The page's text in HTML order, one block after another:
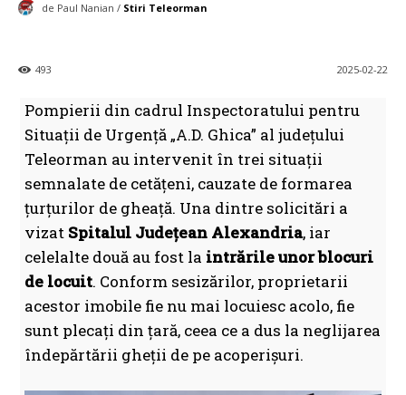
de Paul Nanian / Stiri Teleorman
2025-02-22
493
Pompierii din cadrul Inspectoratului pentru
Situații de Urgență „A.D. Ghica” al județului
Teleorman au intervenit în trei situații
semnalate de cetățeni, cauzate de formarea
țurțurilor de gheață. Una dintre solicitări a
vizat Spitalul Județean Alexandria, iar
celelalte două au fost la intrările unor blocuri
de locuit. Conform sesizărilor, proprietarii
acestor imobile fie nu mai locuiesc acolo, fie
sunt plecați din țară, ceea ce a dus la neglijarea
îndepărtării gheții de pe acoperișuri.